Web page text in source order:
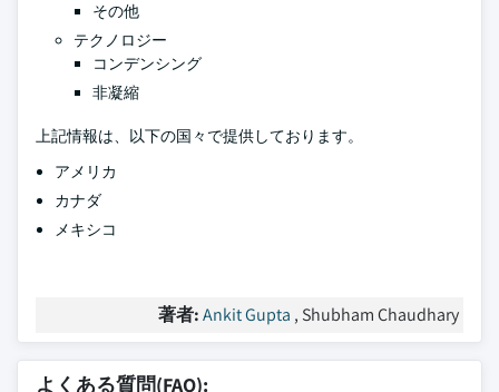
その他
テクノロジー
コンデンシング
非凝縮
上記情報は、以下の国々で提供しております。
アメリカ
カナダ
メキシコ
著者:Ankit Gupta , Shubham Chaudhary
よくある質問(FAQ):